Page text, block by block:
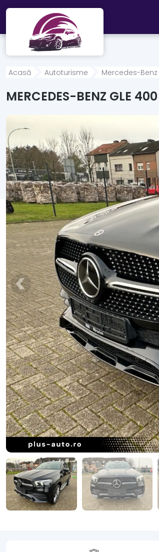
Mergi direct la conținutul principal
Acasă Autoturisme Mercedes-Benz
MERCEDES-BENZ GLE